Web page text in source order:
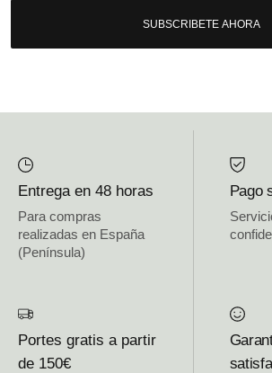
SUBSCRIBETE AHORA
Entrega en 48 horas
Para compras
realizadas en España
(Península)
Pago
Portes gratis a partir
de 150€